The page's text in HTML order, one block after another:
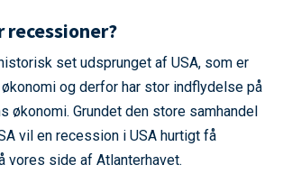
set udsprunget af USA, som er
og derfor har stor indflydelse på
økonomi. Grundet den store samhandel
vil en recession i USA hurtigt få
vores side af Atlanterhavet.